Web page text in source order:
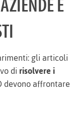
E
gli articoli
dirisolvere i
devono affrontare